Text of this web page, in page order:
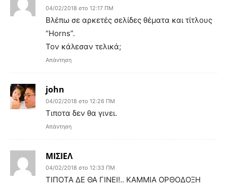
04/02/2018 στο 12:17 ΠΜ
Βλέπω σε αρκετές σελίδες θέματα και τίτλους
“Horns”.
Τον κάλεσαν τελικά;
Απάντηση
john
04/02/2018 στο 12:26 ΠΜ
Τιποτα δεν θα γινει.
Απάντηση
ΜΙΣΙΕΛ
04/02/2018 στο 12:33 ΠΜ
ΤΙΠΟΤΑ ΔΕ ΘΑ ΓΙΝΕΙ!.. ΚΑΜΜΙΑ ΟΡΘΟΔΟΞΗ